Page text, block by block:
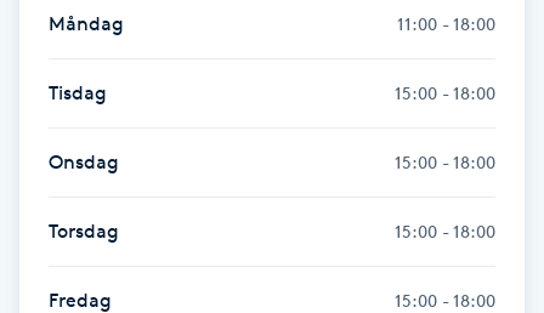
Funktionsanalys
Färgning
Gel naglar
Måndag 11:00 - 18:00
Tisdag 15:00 - 18:00
Onsdag 15:00 - 18:00
Torsdag 15:00 - 18:00
Fredag 15:00 - 18:00